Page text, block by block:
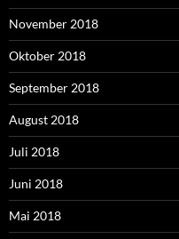
November 2018
Oktober 2018
September 2018
August 2018
Juli 2018
Juni 2018
Mai 2018